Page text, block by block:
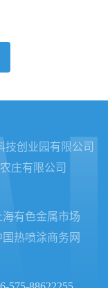
技创业园有限公司
庄有限公司
海有色金属市场
国热喷涂商务网